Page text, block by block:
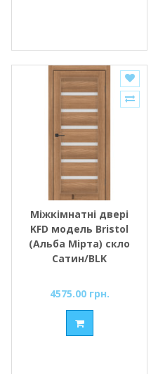
Міжкімнатні двері
KFD модель Bristol
(Альба Мірта) скло
Сатин/BLK
4575.00 грн.